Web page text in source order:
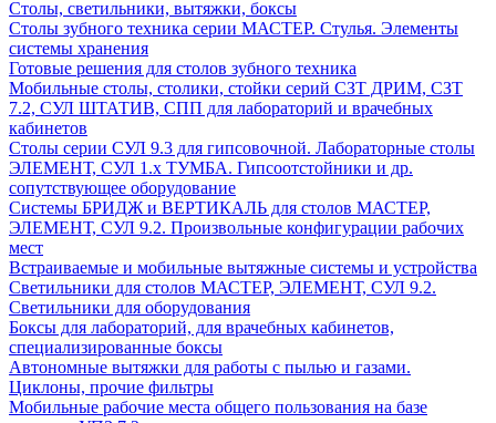
Cтолы, светильники, вытяжки, боксы
Столы зубного техника серии МАСТЕР. Стулья. Элементы
системы хранения
Готовые решения для столов зубного техника
Мобильные столы, столики, стойки серий СЗТ ДРИМ, СЗТ
7.2, СУЛ ШТАТИВ, СПП для лабораторий и врачебных
кабинетов
Столы серии СУЛ 9.3 для гипсовочной. Лабораторные столы
ЭЛЕМЕНТ, СУЛ 1.х ТУМБА. Гипсоотстойники и др.
сопутствующее оборудование
Системы БРИДЖ и ВЕРТИКАЛЬ для столов МАСТЕР,
ЭЛЕМЕНТ, СУЛ 9.2. Произвольные конфигурации рабочих
мест
Встраиваемые и мобильные вытяжные системы и устройства
Светильники для столов МАСТЕР, ЭЛЕМЕНТ, СУЛ 9.2.
Светильники для оборудования
Боксы для лабораторий, для врачебных кабинетов,
специализированные боксы
Автономные вытяжки для работы с пылью и газами.
Циклоны, прочие фильтры
Мобильные рабочие места общего пользования на базе